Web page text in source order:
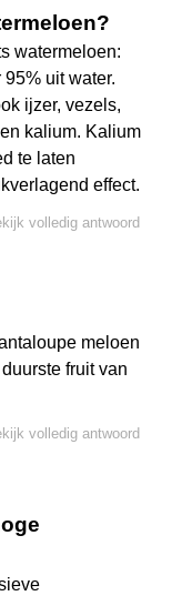
watermeloen:
uit water.
ijzer, vezels,
kalium. Kalium
te laten
effect.
volledig antwoord
meloen
fruit van
volledig antwoord